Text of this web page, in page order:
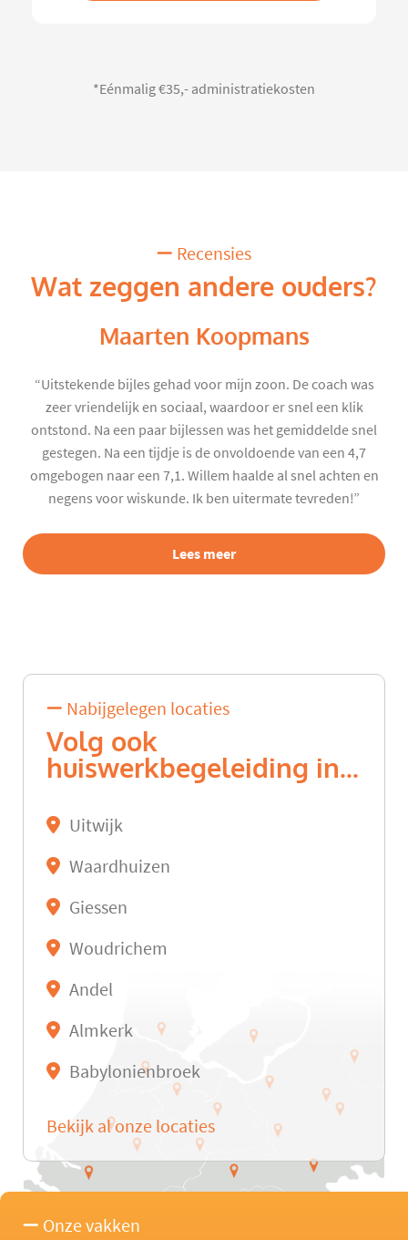
*Eénmalig €35,- administratiekosten
Recensies
Wat zeggen andere ouders?
Maarten Koopmans
“Uitstekende bijles gehad voor mijn zoon. De coach was
zeer vriendelijk en sociaal, waardoor er snel een klik
ontstond. Na een paar bijlessen was het gemiddelde snel
gestegen. Na een tijdje is de onvoldoende van een 4,7
omgebogen naar een 7,1. Willem haalde al snel achten en
negens voor wiskunde. Ik ben uitermate tevreden!”
Lees meer
Nabijgelegen locaties
Volg ook
huiswerkbegeleiding in...
Uitwijk
Waardhuizen
Giessen
Woudrichem
Andel
Almkerk
Babylonienbroek
Bekijk al onze locaties
Onze vakken